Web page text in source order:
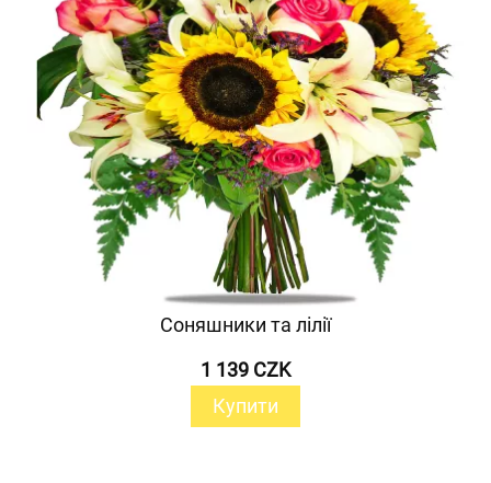
Соняшники та лілії
1 139 CZK
Купити